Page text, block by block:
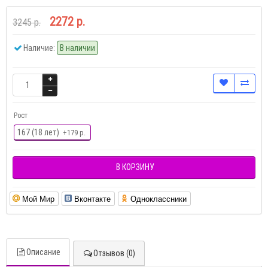
3245 р. 2272 р.
Наличие: В наличии
Рост
167 (18 лет) +179 р.
В КОРЗИНУ
Мой Мир Вконтакте Одноклассники
Описание Отзывов (0)